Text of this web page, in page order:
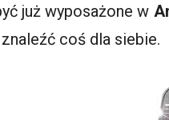
już wyposażone w
coś dla siebie.